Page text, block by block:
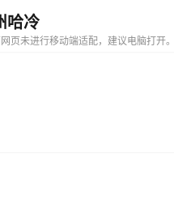
哈冷
页未进行移动端适配，建议电脑打开。